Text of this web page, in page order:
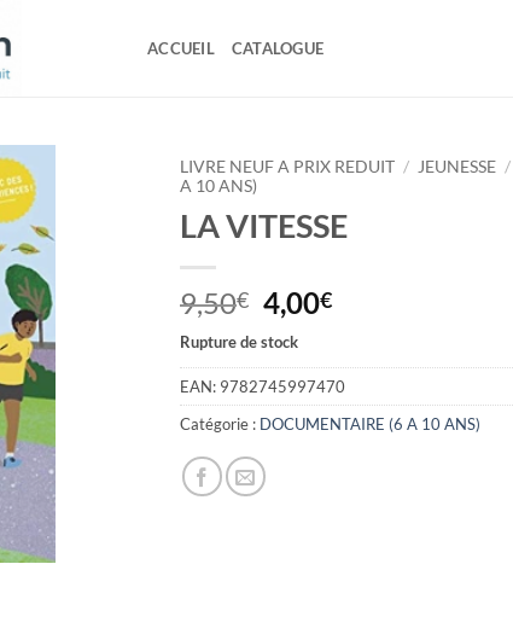
ACCUEIL CATALOGUE
LIVRE NEUF A PRIX REDUIT / JEUNESSE /
A 10 ANS)
LA VITESSE
9,50€ Le
prix
initial
était :
9,50€.
4,00€Le
actuel
est :
4,00€.
Rupture de stock
EAN: 9782745997470
Catégorie : DOCUMENTAIRE (6 A 10 ANS)